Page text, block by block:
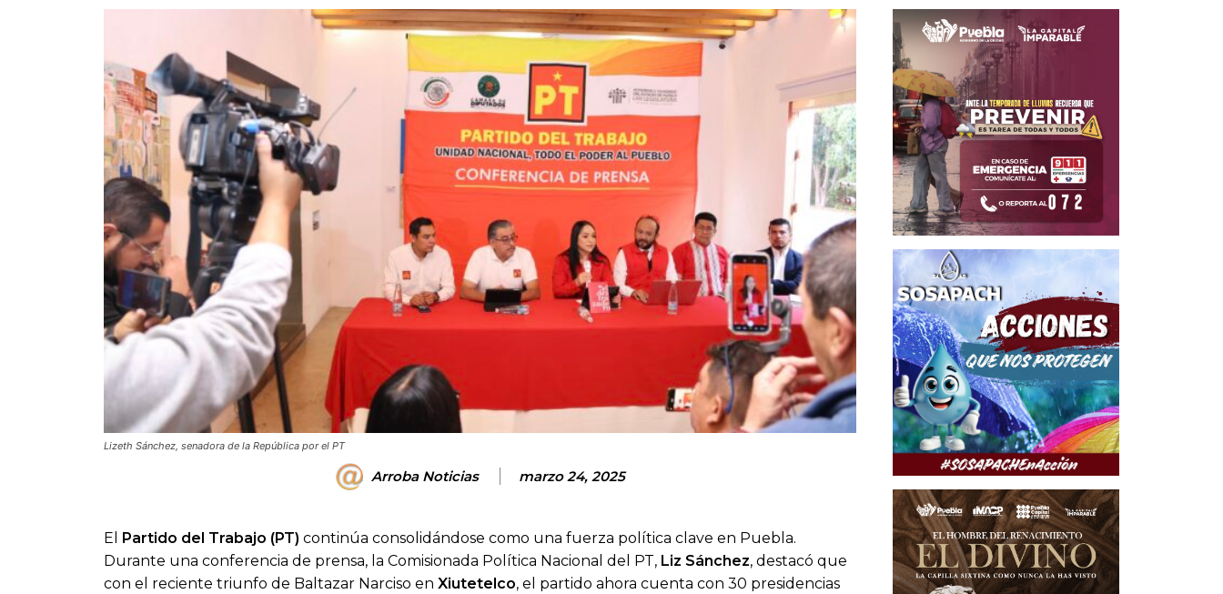
Lizeth Sánchez, senadora de la República por el PT
Arroba Noticias marzo 24, 2025
El Partido del Trabajo (PT) continúa consolidándose como una fuerza política clave en Puebla.
Durante una conferencia de prensa, la Comisionada Política Nacional del PT, Liz Sánchez, destacó que
con el reciente triunfo de Baltazar Narciso en Xiutetelco, el partido ahora cuenta con 30 presidencias